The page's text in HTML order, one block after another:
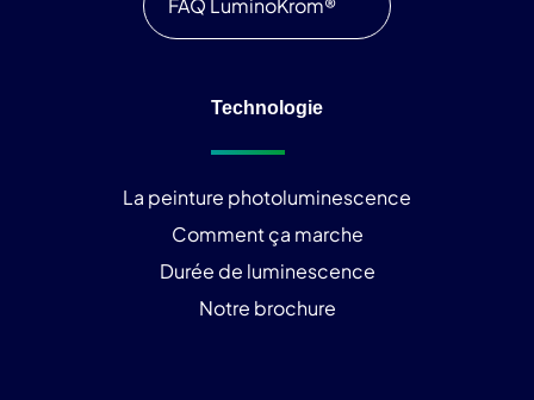
FAQ LuminoKrom®
Technologie
La peinture photoluminescence
Comment ça marche
Durée de luminescence
Notre brochure